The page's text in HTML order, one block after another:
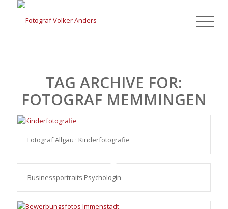
TAG ARCHIVE FOR:
FOTOGRAF MEMMINGEN
Fotograf Allgäu · Kinderfotografie
Businessportraits Psychologin